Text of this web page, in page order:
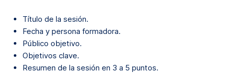
Título de la sesión.
Fecha y persona formadora.
Público objetivo.
Objetivos clave.
Resumen de la sesión en 3 a 5 puntos.